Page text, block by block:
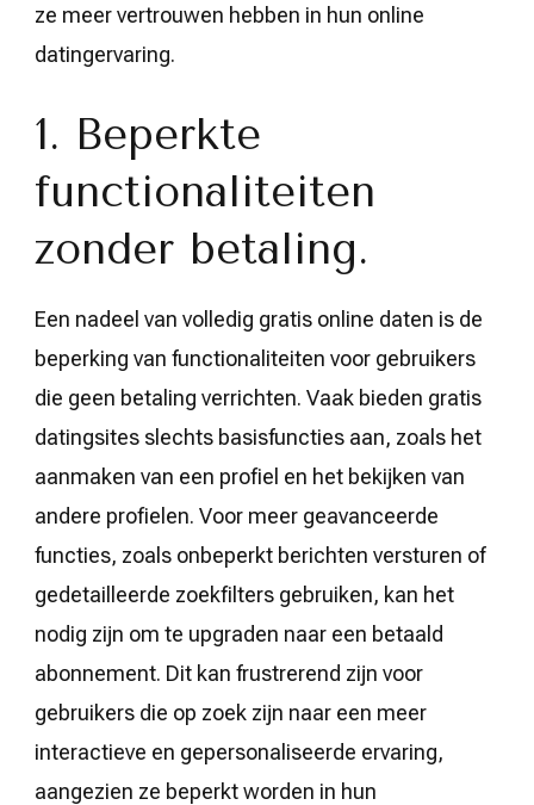
ze meer vertrouwen hebben in hun online
datingervaring.
1. Beperkte
functionaliteiten
zonder betaling.
Een nadeel van volledig gratis online daten is de
beperking van functionaliteiten voor gebruikers
die geen betaling verrichten. Vaak bieden gratis
datingsites slechts basisfuncties aan, zoals het
aanmaken van een profiel en het bekijken van
andere profielen. Voor meer geavanceerde
functies, zoals onbeperkt berichten versturen of
gedetailleerde zoekfilters gebruiken, kan het
nodig zijn om te upgraden naar een betaald
abonnement. Dit kan frustrerend zijn voor
gebruikers die op zoek zijn naar een meer
interactieve en gepersonaliseerde ervaring,
aangezien ze beperkt worden in hun